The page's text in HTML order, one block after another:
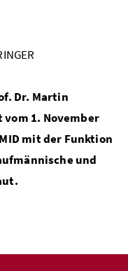
Dr. Martin
vom 1. November
mit der Funktion
und